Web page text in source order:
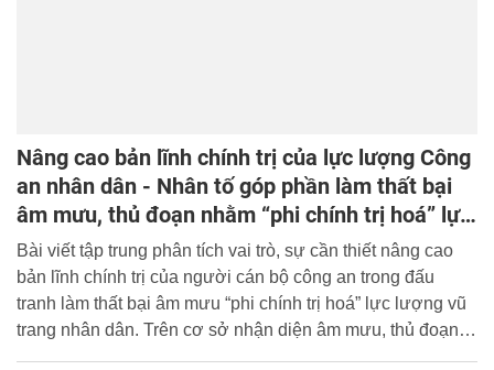
Nâng cao bản lĩnh chính trị của lực lượng Công
an nhân dân - Nhân tố góp phần làm thất bại
âm mưu, thủ đoạn nhằm “phi chính trị hoá” lực
lượng vũ trang nhân dân
Bài viết tập trung phân tích vai trò, sự cần thiết nâng cao
bản lĩnh chính trị của người cán bộ công an trong đấu
tranh làm thất bại âm mưu “phi chính trị hoá” lực lượng vũ
trang nhân dân. Trên cơ sở nhận diện âm mưu, thủ đoạn